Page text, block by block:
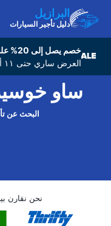
البرازيل
دليل تأجير السيارات
خصم يصل إلى 20% على تأجير السيارات في جميع أنحاء العالم
العرض ساري حتى ١١ أغسطس ٢٠٢٦ - استفد منه اليوم!
ساو
البحث عن
نحن نقارن